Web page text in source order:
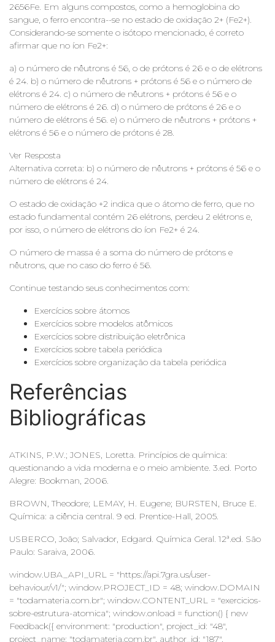
2656Fe. Em alguns compostos, como a hemoglobina do
sangue, o ferro encontra--se no estado de oxidação 2+ (Fe2+).
Considerando-se somente o isótopo mencionado, é correto
afirmar que no íon Fe2+:
a) o número de nêutrons é 56, o de prótons é 26 e o de elétrons
é 24. b) o número de nêutrons + prótons é 56 e o número de
elétrons é 24. c) o número de nêutrons + prótons é 56 e o
número de elétrons é 26. d) o número de prótons é 26 e o
número de elétrons é 56. e) o número de nêutrons + prótons +
elétrons é 56 e o número de prótons é 28.
Ver Resposta
Alternativa correta: b) o número de nêutrons + prótons é 56 e o
número de elétrons é 24.
O estado de oxidação +2 indica que o átomo de ferro, que no
estado fundamental contém 26 elétrons, perdeu 2 elétrons e,
por isso, o número de elétrons do íon Fe2+ é 24.
O número de massa é a soma do número de prótons e
nêutrons, que no caso do ferro é 56.
Continue testando seus conhecimentos com:
Exercícios sobre átomos
Exercícios sobre modelos atômicos
Exercícios sobre distribuição eletrônica
Exercícios sobre tabela periódica
Exercícios sobre organização da tabela periódica
Referências
Bibliográficas
ATKINS, P.W.; JONES, Loretta. Princípios de química:
questionando a vida moderna e o meio ambiente. 3.ed. Porto
Alegre: Bookman, 2006.
BROWN, Theodore; LEMAY, H. Eugene; BURSTEN, Bruce E.
Química: a ciência central. 9 ed. Prentice-Hall, 2005.
USBERCO, João; Salvador, Edgard. Química Geral. 12ª.ed. São
Paulo: Saraiva, 2006.
window.UBA_API_URL = "https://api.7gra.us/user-
behaviour/v1/"; window.PROJECT_ID = 48; window.DOMAIN
= "todamateria.com.br"; window.CONTENT_URL = "exercicios-
sobre-estrutura-atomica"; window.onload = function() { new
Feedback({ environment: "production", project_id: "48",
project_name: "todamateria.com.br", author_id: "187",